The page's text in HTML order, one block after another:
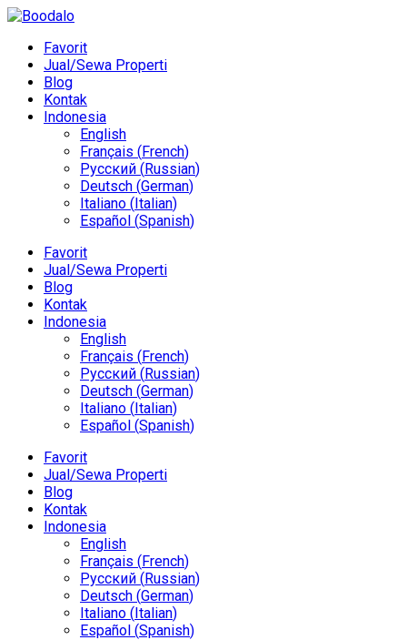
Favorit
Jual/Sewa Properti
Blog
Kontak
Indonesia
English
Français (French)
Русский (Russian)
Deutsch (German)
Italiano (Italian)
Español (Spanish)
Favorit
Jual/Sewa Properti
Blog
Kontak
Indonesia
English
Français (French)
Русский (Russian)
Deutsch (German)
Italiano (Italian)
Español (Spanish)
Favorit
Jual/Sewa Properti
Blog
Kontak
Indonesia
English
Français (French)
Русский (Russian)
Deutsch (German)
Italiano (Italian)
Español (Spanish)